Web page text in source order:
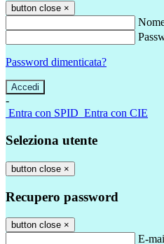
button close ×
Password dimenticata?
-
Entra con SPID Entra con CIE
Seleziona utente
button close ×
Recupero password
button close ×
E-